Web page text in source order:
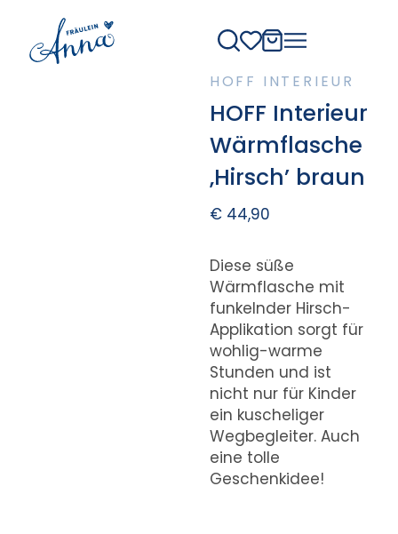
HOFF INTERIEUR
HOFF Interieur
Wärmflasche
‚Hirsch’ braun
€44,90
Diese süße
Wärmflasche mit
funkelnder Hirsch-
Applikation sorgt für
wohlig-warme
Stunden und ist
nicht nur für Kinder
ein kuscheliger
Wegbegleiter. Auch
eine tolle
Geschenkidee!